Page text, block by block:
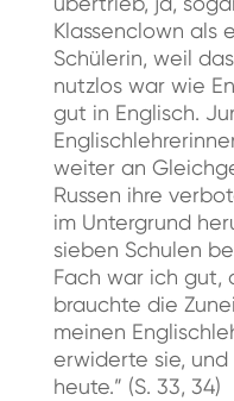
Klassenclown als
Schülerin, weil
nutzlos war wie
gut in Englisch.
weiter an
Russen ihre
im Untergrund
sieben Schulen
Fach war ich gut,
brauchte die
meinen
erwiderte sie,
heute.” (S. 33, 34)